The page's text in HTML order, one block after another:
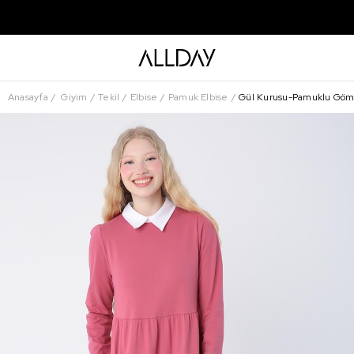
Anasayfa Giyim Tekil Elbise Pamuk Elbise Gül Kurusu-Pamuklu